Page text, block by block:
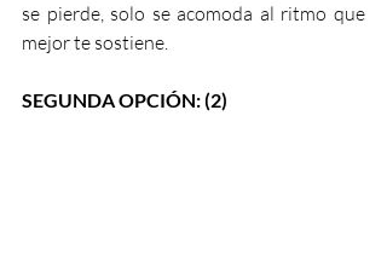
se pierde, solo se acomoda al ritmo que
mejor te sostiene.
SEGUNDA OPCIÓN: (2)